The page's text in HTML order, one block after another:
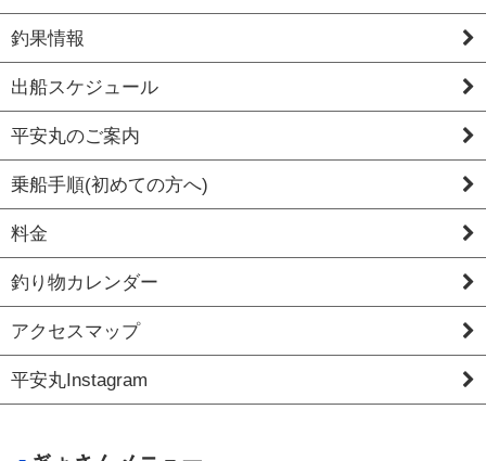
釣果情報
出船スケジュール
平安丸のご案内
乗船手順(初めての方へ)
料金
釣り物カレンダー
アクセスマップ
平安丸Instagram